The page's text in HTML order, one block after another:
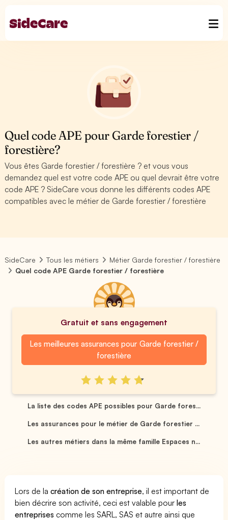
Quel code APE pour Garde forestier /
forestière?
Vous êtes Garde forestier / forestière ? et vous vous
demandez quel est votre code APE ou quel devrait être votre
code APE ? SideCare vous donne les différents codes APE
compatibles avec le métier de Garde forestier / forestière
SideCare Tous les métiers
Métier Garde forestier / forestière
Quel code APE Garde forestier / forestière
Gratuit et sans engagement
Les meilleures assurances pour Garde forestier /
forestière
La liste des codes APE possibles pour Garde fores...
Les assurances pour le métier de Garde forestier ...
Les autres métiers dans la même famille Espaces n...
Lors de lacréation de son entreprise, il est important de
bien décrire son activité, ceci est valable pourles
entreprises comme les SARL, SAS et autre ainsi que